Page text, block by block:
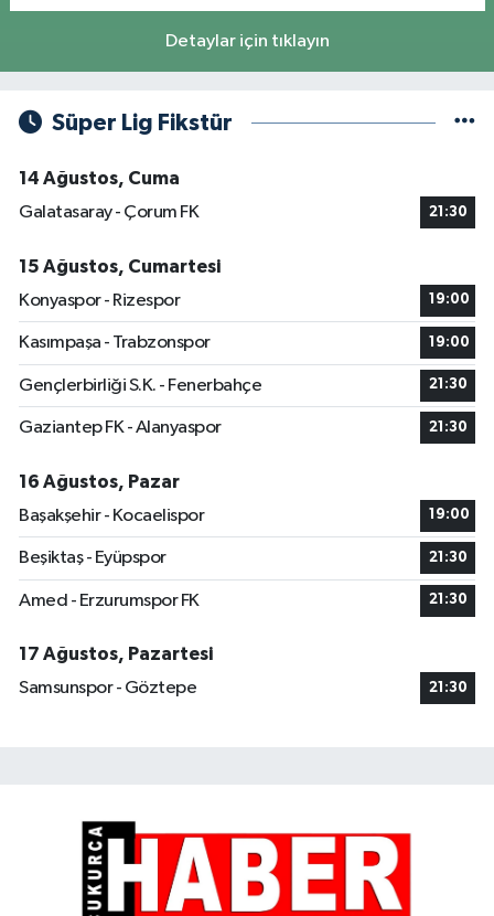
Detaylar için tıklayın
Süper Lig Fikstür
14 Ağustos, Cuma
Galatasaray - Çorum FK
21:30
15 Ağustos, Cumartesi
Konyaspor - Rizespor
19:00
Kasımpaşa - Trabzonspor 19:00
Gençlerbirliği S.K. - Fenerbahçe 21:30
Gaziantep FK - Alanyaspor 21:30
16 Ağustos, Pazar
Başakşehir - Kocaelispor
19:00
Beşiktaş - Eyüpspor 21:30
Amed - Erzurumspor FK 21:30
17 Ağustos, Pazartesi
Samsunspor - Göztepe
21:30